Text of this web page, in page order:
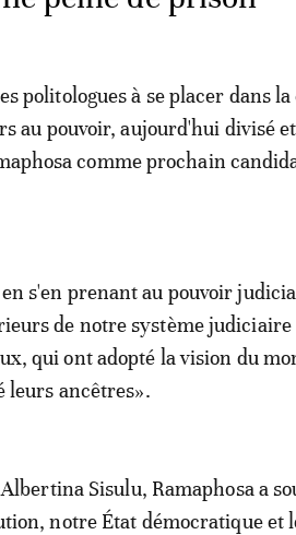
politologues à se placer dans la
au pouvoir, aujourd'hui divisé
comme prochain
s'en prenant au pouvoir
de notre système judiciaire
qui ont adopté la vision du
leurs ancêtres».
Sisulu, Ramaphosa a
notre État démocratique et